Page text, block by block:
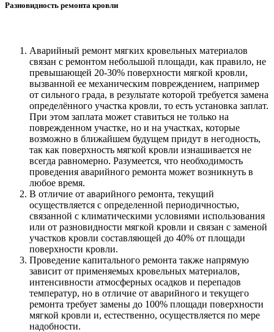
Разновидность ремонта кровли
Аварийный ремонт мягких кровельных материалов
связан с ремонтом небольшой площади, как правило, не
превышающей 20-30% поверхности мягкой кровли,
вызванной ее механическим повреждением, например
от сильного града, в результате которой требуется замена
определённого участка кровли, то есть установка заплат.
При этом заплата может ставиться не только на
поврежденном участке, но и на участках, которые
возможно в ближайшем будущем придут в негодность,
так как поверхность мягкой кровли изнашивается не
всегда равномерно. Разумеется, что необходимость
проведения аварийного ремонта может возникнуть в
любое время.
В отличие от аварийного ремонта, текущий
осуществляется с определенной периодичностью,
связанной с климатическими условиями использования
или от разновидности мягкой кровли и связан с заменой
участков кровли составляющей до 40% от площади
поверхности кровли.
Проведение капитального ремонта также напрямую
зависит от применяемых кровельных материалов,
интенсивности атмосферных осадков и перепадов
температур, но в отличие от аварийного и текущего
ремонта требует замены до 100% площади поверхности
мягкой кровли и, естественно, осуществляется по мере
надобности.